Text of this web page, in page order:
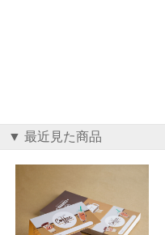
▼ 最近見た商品